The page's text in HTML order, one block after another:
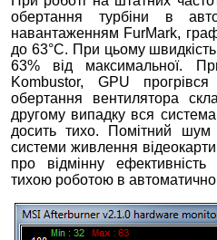
обертання турбіни в
навантаженням FurMark,
до 63°С. При цьому
63% від максимальної.
Kombustor, GPU
обертання вентилятора
другому випадку вся
досить тихо. Помітний шум
системи живлення
про відмінну
тихою роботою в